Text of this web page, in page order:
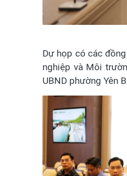
Dự họp có các
nghiệp và Môi
UBND phường Yên